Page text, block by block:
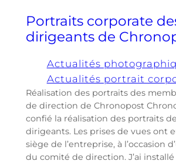
Portraits corporate
dirigeants de
Actualités
Actualités portrait
Réalisation des portraits des
de direction de Chronopost
confié la réalisation des portraits
dirigeants. Les prises de vues ont
siège de l’entreprise, à l’occasion
du comité de direction. J’ai